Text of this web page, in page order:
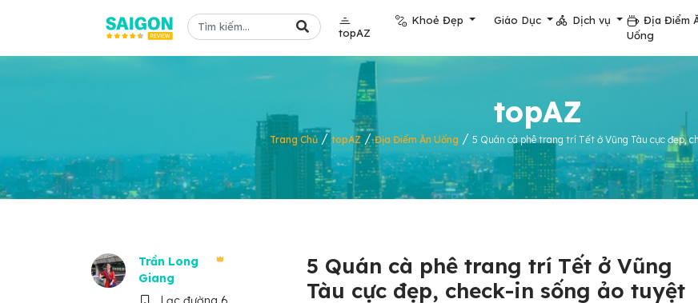
topAZ
Khoẻ Đẹp Giáo Dục Dịch vụ
Địa Điểm
Uống
topAZ
Trang Chủ/ topAZ /Địa Điểm Ăn Uống / 5 Quán cà phê trang trí Tết ở Vũng Tàu cực đẹp,
Trần Long
Giang
5 Quán cà phê trang trí Tết ở Vũng
Tàu cực đẹp, check-in sống ảo tuyệt